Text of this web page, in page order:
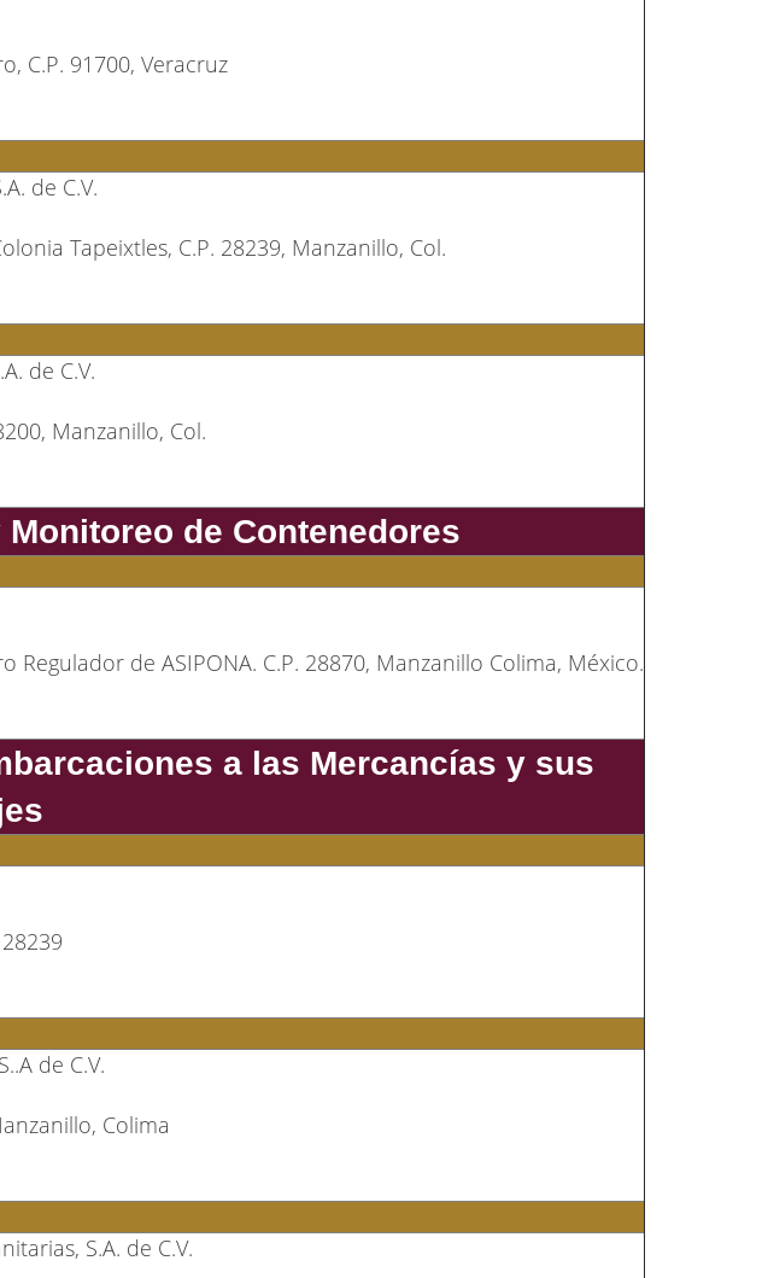
C.P. 91700, Veracruz
de C.V.
Tapeixtles, C.P. 28239, Manzanillo, Col.
de C.V.
Manzanillo, Col.
de Contenedores
de ASIPONA. C.P. 28870, Manzanillo Colima, México.
a las Mercancías y sus
de C.V.
Colima
S.A. de C.V.